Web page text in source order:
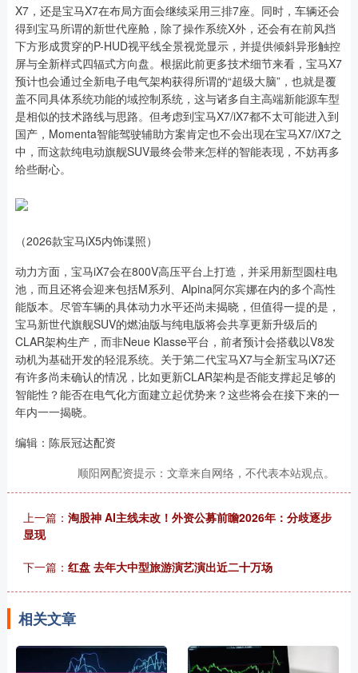
X7，还是宝马X7在布局方面会继续采用三排7座。同时，车辆还会
得到宝马所谓的新世代座舱，除了操作系统X外，还会有在前风挡
下方形成贯穿的P-HUD视平线全景视觉显示，并提供倾斜异形触控
屏与全新样式四辐式方向盘。根据此前更多技术细节来看，宝马X7
预计也会通过全新电子电气架构获得所谓的“超级大脑”，也就是覆
盖不同具体系统功能的域控制系统，这与诸多自主高端新能源车型
是相似的技术路线与思路。但考虑到宝马X7/iX7都不太可能进入到
国产，Momenta智能驾驶辅助方案肯定也不会出现在宝马X7/iX7之
中，而这款纯电动旗舰SUV最终会带来怎样的智能表现，不妨再多
给些耐心。
（2026款宝马iX5内饰谍照）
动力方面，宝马iX7会在800V高压平台上打造，并采用新型圆柱电
池，而且还将会迎来包括M系列、Alpina阿尔宾娜在内的多个高性
能版本。尽管车辆的具体动力水平还尚未揭晓，但值得一提的是，
宝马新世代旗舰SUV的燃油版与纯电版将会共享更新升级后的
CLAR架构生产，而非Neue Klasse平台，前者预计会搭载以V8发
动机为基础开发的轻混系统。关于第二代宝马X7与全新宝马iX7还
有许多尚未确认的情况，比如更新CLAR架构是否能支撑起足够的
智能性？能否在电气化方面建立起优势来？这些将会在接下来的一
年内一一揭晓。
编辑：陈辰冠达配资
顺阳网配资提示：文章来自网络，不代表本站观点。
上一篇： 淘股神 AI主线未改！外资公募前瞻2026年：分歧逐步
显现
下一篇： 红盘 去年大中型旅游演艺演出近二十万场
相关文章